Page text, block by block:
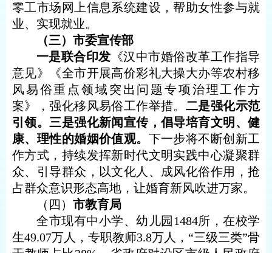
零工市场网上信息系统建设，帮助女性参与就
业、实现就业。
（三）市委宣传部
一是联合印发 《汉中市婚俗改革工作指导
意见》《全市开展高价彩礼大操大办等农村移
风易俗重点领域突出问题专项治理工作方
案》，强化移风易俗工作举措。 二是强化示范
引领。三是强化新闻宣传，倡导培育文明、健
康、理性的婚姻价值观。 下一步将不断创新工
作方式，持续发挥新时代文明实践中心凝聚群
众、引导群众，以文化人、成风化俗作用，抢
占群众意识形态高地，让婚育新风吹进万家。
（四） 市教育局
全市现有中小学、幼儿园 1484所，在校学
生49.07万人，专职教师3.8万人，“三级三类”骨